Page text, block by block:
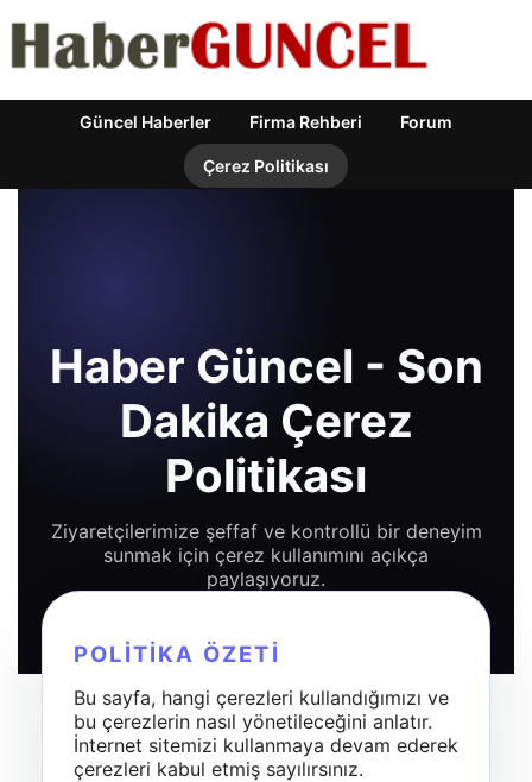
Güncel Haberler Firma Rehberi Forum
Çerez Politikası
Haber Güncel - Son
Dakika Çerez
Politikası
Ziyaretçilerimize şeffaf ve kontrollü bir deneyim
sunmak için çerez kullanımını açıkça
paylaşıyoruz.
POLITIKA ÖZETI
Bu sayfa, hangi çerezleri kullandığımızı ve
bu çerezlerin nasıl yönetileceğini anlatır.
İnternet sitemizi kullanmaya devam ederek
çerezleri kabul etmiş sayılırsınız.